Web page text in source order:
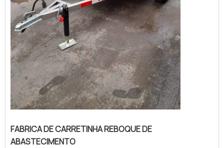
FABRICA DE CARRETINHA REBOQUE DE
ABASTECIMENTO